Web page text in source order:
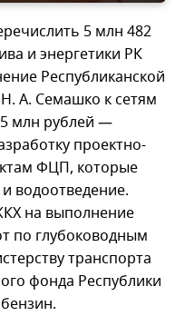
5 млн 482
и энергетики РК
Республиканской
А. Семашко к сетям
млн рублей —
проектно-
ФЦП, которые
водоотведение.
на выполнение
по глубоководным
транспорта
фонда Республики